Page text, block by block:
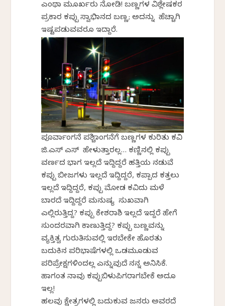
ಎಂಥಾ ಮೂರ್ಖರು ನೋಡಿ! ಬಣ್ಣಗಳ ವಿಶ್ಲೇಷಕರ
ಪ್ರಕಾರ ಕಪ್ಪು ಸ್ವಾಭಿಮಾನದ ಬಣ್ಣ; ಅದನ್ನು ಹೆಚ್ಚಾಗಿ
ಇಷ್ಟಪಡುವವರೂ ಇದ್ದಾರೆ.
ಪೂರ್ವಾಂಗನೆ ಪಶ್ಚಿಮಾಂಗನೆಗೆ ಬಣ್ಣಗಳ ಕುರಿತು ಕವಿ
ಜಿ.ಎಸ್ ಎಸ್ ಹೇಳುತ್ತಾರಲ್ಲ… ಕಣ್ಣಿನಲ್ಲಿ ಕಪ್ಪು
ವರ್ಣದ ಭಾಗ ಇಲ್ಲದೆ ಇದ್ದಿದ್ದರೆ ಹತ್ತಿಯ ನಡುವೆ
ಕಪ್ಪು ಬೀಜಗಳು ಇಲ್ಲದೆ ಇದ್ದಿದ್ದರೆ, ಕಪ್ಪಾದ ಕತ್ತಲು
ಇಲ್ಲದೆ ಇದ್ದಿದ್ದರೆ, ಕಪ್ಪು ಮೋಡ ಕವಿದು ಮಳೆ
ಬಾರದೆ ಇದ್ದಿದ್ದರೆ ಮನುಷ್ಯ ಸುಖವಾಗಿ
ಎಲ್ಲಿರುತ್ತಿದ್ದ? ಕಪ್ಪು ಕೇಶರಾಶಿ ಇಲ್ಲದೆ ಇದ್ದರೆ ಹೇಗೆ
ಸುಂದರವಾಗಿ ಕಾಣುತ್ತಿದ್ದ? ಕಪ್ಪು ಬಣ್ಣವನ್ನು
ವ್ಯಕ್ತಿತ್ವ ಗುರುತಿಸುವಲ್ಲಿ ಇರಬೇಕೇ ಹೊರತು
ಬದುಕಿನ ಪರಿಭಾಷೆಗಳಲ್ಲಿ ಒಡಮೂಡುವ
ಪರಿಪ್ರೇಕ್ಷಗಳಿಂದಲ್ಲ ಎನ್ನುವುದೆ ನನ್ನ ಅನಿಸಿಕೆ.
ಹಾಗಂತ ನಾವು ಕಪ್ಪುಬಿಳುಪಿಗರಾಗಬೇಕೆ ಅದೂ
ಇಲ್ಲ!
ಹಲವು ಕ್ಷೇತ್ರಗಳಲ್ಲಿ ಬದುಕುವ ಜನರು ಅವರದೆ